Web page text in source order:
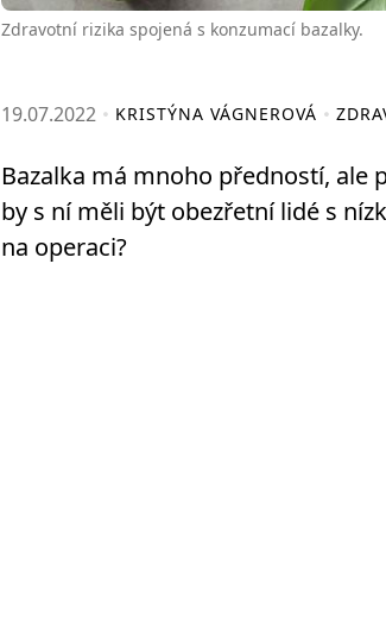
Zdravotní rizika spojená s konzumací bazalky.
19.07.2022 KRISTÝNA VÁGNEROVÁ
Bazalka má mnoho předností, ale
by s ní měli být obezřetní lidé s
na operaci?